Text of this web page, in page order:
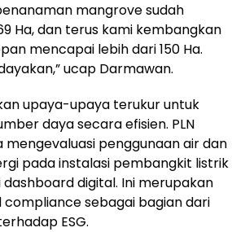
mangrove sudah
Ha, dan terus kami kembangkan
mencapai lebih dari 150 Ha.
ucap Darmawan.
upaya-upaya terukur untuk
daya secara efisien. PLN
penggunaan air dan
pada instalasi pembangkit listrik
dashboard digital. Ini merupakan
sebagai bagian dari
ESG.